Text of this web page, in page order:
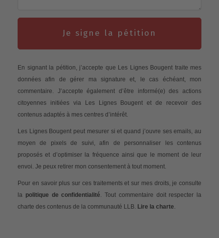
Je signe la pétition
En signant la pétition, j’accepte que Les Lignes Bougent traite mes
données afin de gérer ma signature et, le cas échéant, mon
commentaire. J’accepte également d’être informé(e) des actions
citoyennes initiées via Les Lignes Bougent et de recevoir des
contenus adaptés à mes centres d’intérêt.
Les Lignes Bougent peut mesurer si et quand j’ouvre ses emails, au
moyen de pixels de suivi, afin de personnaliser les contenus
proposés et d’optimiser la fréquence ainsi que le moment de leur
envoi. Je peux retirer mon consentement à tout moment.
Pour en savoir plus sur ces traitements et sur mes droits, je consulte
la politique de confidentialité. Tout commentaire doit respecter la
charte des contenus de la communauté LLB. Lire la charte.